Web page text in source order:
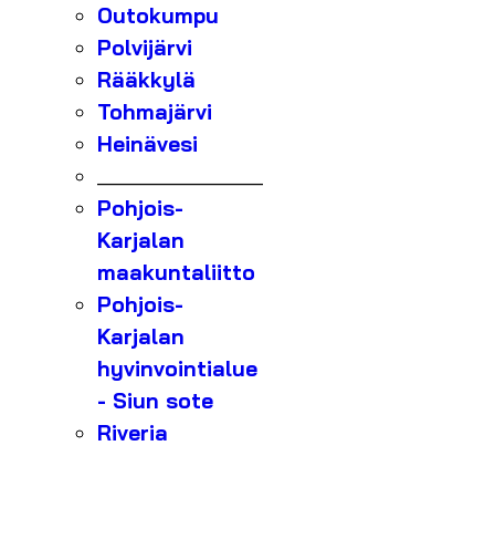
Outokumpu
Polvijärvi
Rääkkylä
Tohmajärvi
Heinävesi
Pohjois-
Karjalan
maakuntaliitto
Pohjois-
Karjalan
hyvinvointialue
- Siun sote
Riveria